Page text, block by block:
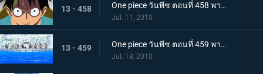
13 - 458 One piece วันพีช ตอนที่ 458 พากย์ไทย ตอนพิเศษรำลึกความหลังก่อนถึงศูนย์ใหญ่ - การรวมตัวของสามพลเรือเอก
Jul. 11, 2010
13 - 459 One piece วันพีช ตอนที่ 459 พากย์ไทย เวลาออกศึกใกล้มาถึง! ทัพแกร่งไร้เทียมทานของกองทัพเรือ!
Jul. 18, 2010